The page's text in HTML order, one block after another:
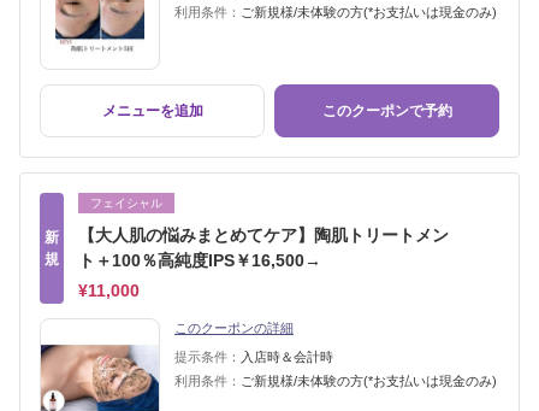
利用条件： ご新規様/未体験の方(*お支払いは現金のみ)
メニューを追加 このクーポンで予約
新
規
フェイシャル
【大人肌の悩みまとめてケア】陶肌トリートメン
ト＋100％高純度IPS￥16,500→
¥11,000
このクーポンの詳細
提示条件：
入店時＆会計時
利用条件： ご新規様/未体験の方(*お支払いは現金のみ)